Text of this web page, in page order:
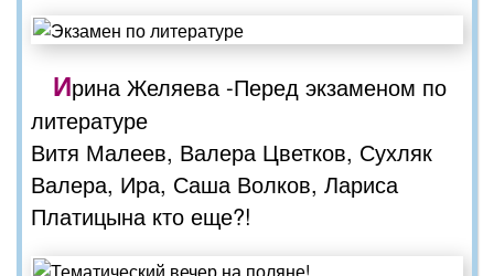
Ирина Желяева -Перед экзаменом по
литературе
Витя Малеев, Валера Цветков, Сухляк
Валера, Ира, Саша Волков, Лариса
Платицына кто еще?!